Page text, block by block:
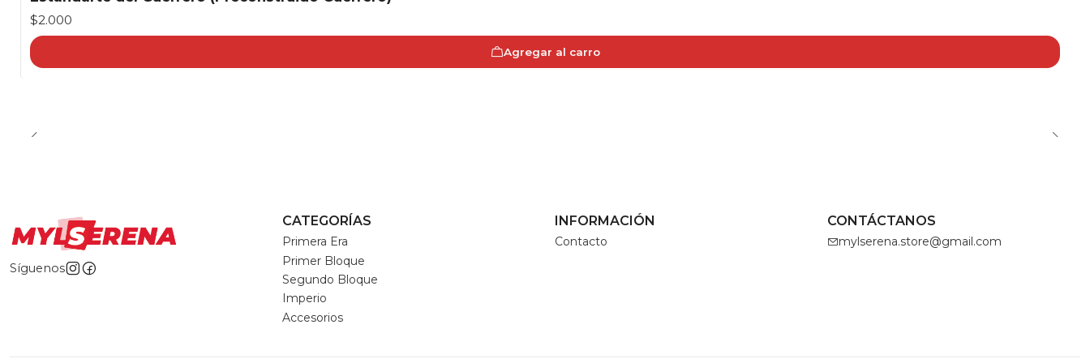
$2.000
Agregar al carro
Síguenos
CATEGORÍAS
Primera Era
Primer Bloque
Segundo Bloque
Imperio
Accesorios
INFORMACIÓN
Contacto
CONTÁCTANOS
mylserena.store@gmail.com